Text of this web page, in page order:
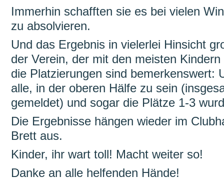
Immerhin schafften sie es bei vielen
zu absolvieren.
Und das Ergebnis in vielerlei Hinsicht
der Verein, der mit den meisten
die Platzierungen sind bemerkenswert:
alle, in der oberen Hälfe zu sein
gemeldet) und sogar die Plätze 1-3
Die Ergebnisse hängen wieder im
Brett aus.
Kinder, ihr wart toll! Macht weiter so!
Danke an alle helfenden Hände!